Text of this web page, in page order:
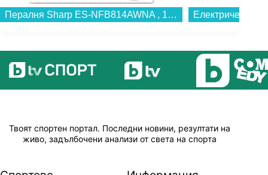
Пералня Sharp ES-NFB814AWNA , 1400 об./мин., 8.00 kg, A , Бял...
Твоят спортен портал. Последни новини, резултати на
живо, задълбочени анализи от света на спорта